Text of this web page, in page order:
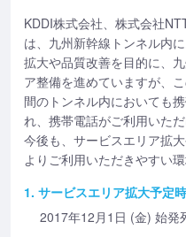
KDDI株式会社、株式会社
は、九州新幹線トンネル内
拡大や品質改善を目的に、
ア整備を進めていますが、
間のトンネル内においても
れ、携帯電話がご利用いた
今後も、サービスエリア拡
よりご利用いただきやすい
1. サービスエリア拡大予定
2017年12月1日 (金) 始発